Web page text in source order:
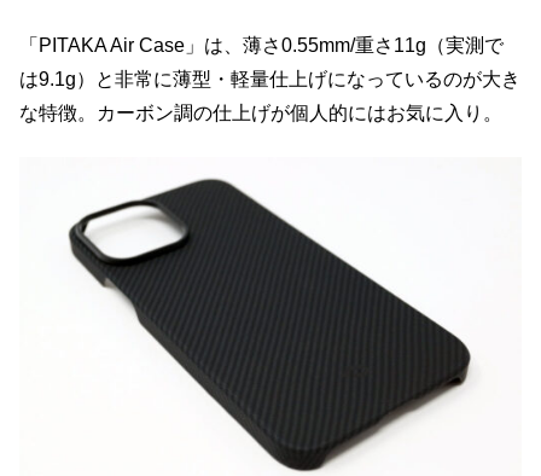
「PITAKA Air Case」は、薄さ0.55mm/重さ11g（実測で
は9.1g）と非常に薄型・軽量仕上げになっているのが大き
な特徴。カーボン調の仕上げが個人的にはお気に入り。